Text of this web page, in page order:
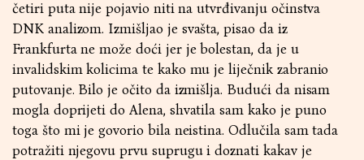
četiri puta nije pojavio niti na utvrđivanju očinstva
DNK analizom. Izmišljao je svašta, pisao da iz
Frankfurta ne može doći jer je bolestan, da je u
invalidskim kolicima te kako mu je liječnik zabranio
putovanje. Bilo je očito da izmišlja. Budući da nisam
mogla doprijeti do Alena, shvatila sam kako je puno
toga što mi je govorio bila neistina. Odlučila sam tada
potražiti njegovu prvu suprugu i doznati kakav je